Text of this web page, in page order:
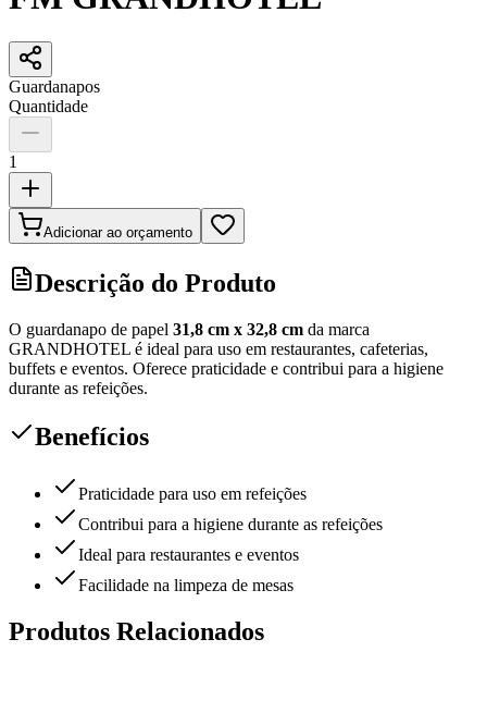
Guardanapos
Quantidade
1
Adicionar ao orçamento
Descrição do Produto
O guardanapo de papel 31,8 cm x 32,8 cm da marca
GRANDHOTEL é ideal para uso em restaurantes, cafeterias,
buffets e eventos. Oferece praticidade e contribui para a higiene
durante as refeições.
Benefícios
Praticidade para uso em refeições
Contribui para a higiene durante as refeições
Ideal para restaurantes e eventos
Facilidade na limpeza de mesas
Produtos Relacionados